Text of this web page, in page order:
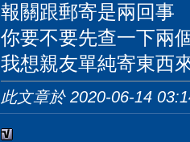
報關跟郵寄是兩回事
你要不要先查一下兩
我想親友單純寄東西
此文章於 2020-06-14